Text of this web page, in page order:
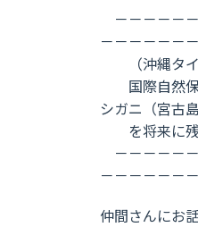
－－－－－
－－－－－－
（沖縄タイ
国際自然保
シガニ（宮古
を将来に残
－－－－－
－－－－－－
仲間さんにお